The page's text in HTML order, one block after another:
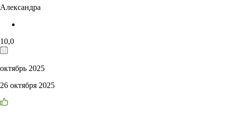
Александра
10,0
октябрь 2025
26 октября 2025